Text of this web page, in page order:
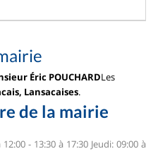
Éric POUCHARDLes
Lansacaises.
de la mairie
- 13:30 à 17:30Jeudi: 09:00 à